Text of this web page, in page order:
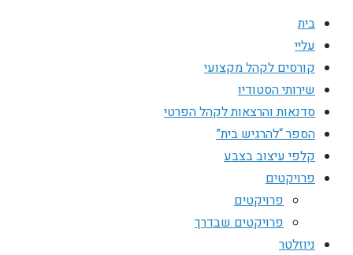
בית
עליי
קורסים לקהל מקצועי
שירותי הסטודיו
סדנאות והרצאות לקהל הפרטי
הספר “להרגיש בית”
קלפי עיצוב בצבע
פרויקטים
פרויקטים
פרויקטים שבדרך
ניוזלטר